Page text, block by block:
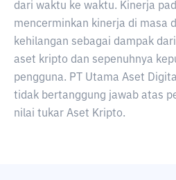
dari waktu ke waktu. Kinerja
mencerminkan kinerja di masa
kehilangan sebagai dampak
aset kripto dan sepenuhnya
pengguna. PT Utama Aset
tidak bertanggung jawab atas
nilai tukar Aset Kripto.